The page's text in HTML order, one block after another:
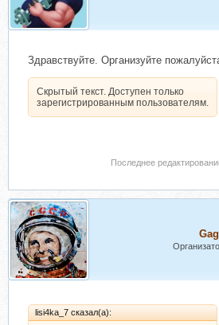
Здравствуйте. Организуйте
Скрытый текст. Доступен только
зарегистрированным пользователям.
Последнее
lisi4ka_7 сказал(а):